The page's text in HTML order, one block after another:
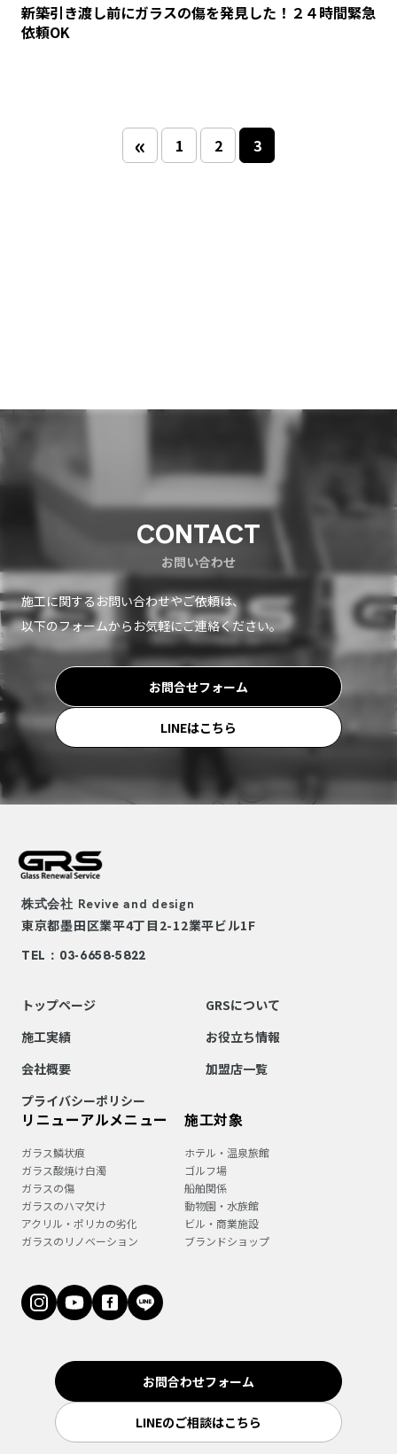
新築引き渡し前にガラスの傷を発見した！２４時間緊急
依頼OK
« 1 2 3
CONTACT
お問い合わせ
施工に関するお問い合わせやご依頼は、
以下のフォームからお気軽にご連絡ください。
お問合せフォーム
LINEはこちら
株式会社 Revive and design
東京都墨田区業平4丁目2-12業平ビル1F
TEL：03-6658-5822
トップページ
GRSについて
施工実績
お役立ち情報
会社概要
加盟店一覧
プライバシーポリシー
リニューアルメニュー
ガラス鱗状痕
ガラス酸焼け白濁
ガラスの傷
ガラスのハマ欠け
アクリル・ポリカの劣化
ガラスのリノベーション
施工対象
ホテル・温泉旅館
ゴルフ場
船舶関係
動物園・水族館
ビル・商業施設
ブランドショップ
お問合わせフォーム
LINEのご相談はこちら